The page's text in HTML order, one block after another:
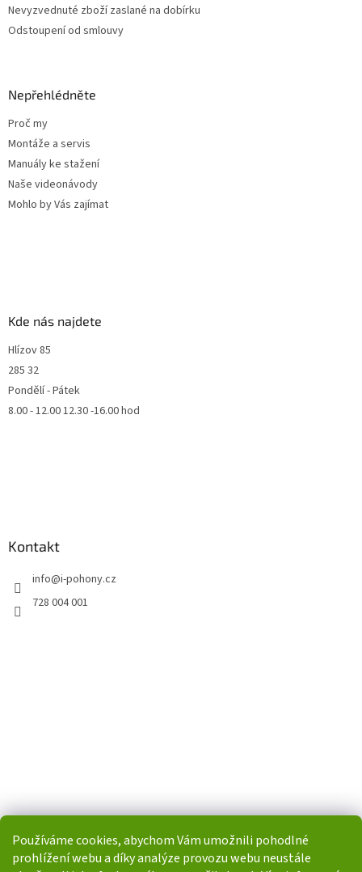
Používáme cookies, abychom Vám umožnili pohodlné
prohlížení webu a díky analýze provozu webu neustále
Nevyzvednuté zboží zaslané na dobírku
Odstoupení od smlouvy
Nepřehlédněte
Proč my
Montáže a servis
Manuály ke stažení
Naše videonávody
Mohlo by Vás zajímat
Kde nás najdete
Hlízov 85
285 32
Pondělí - Pátek
8.00 - 12.00 12.30 -16.00 hod
Kontakt
info@i-pohony.cz
728 004 001